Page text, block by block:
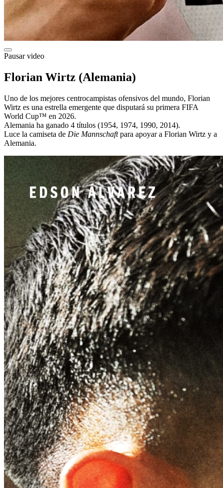
Pausar video
Florian Wirtz (Alemania)
Uno de los mejores centrocampistas ofensivos del mundo, Florian
Wirtz es una estrella emergente que disputará su primera FIFA
World Cup™ en 2026.
Alemania ha ganado 4 títulos (1954, 1974, 1990, 2014).
Luce la camiseta de Die Mannschaftpara apoyar a Florian Wirtz y a
Alemania.